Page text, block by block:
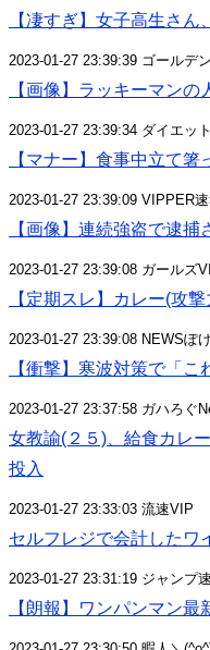
【凄すぎ】女子高生さ
2023-01-27 23:39:39 ゴールデ
【画像】ラッキーマン
2023-01-27 23:39:34 ダイエッ
【マナー】食事中立て
2023-01-27 23:39:09 VIPPER
【画像】連続強盗で逮
2023-01-27 23:39:08 ガールズ
【定期スレ】カレー(攻
2023-01-27 23:39:08 NEWSぽ
【衝撃】寒波対策で「
2023-01-27 23:37:58 ガハろぐ
女教諭(２５)、給食カレ
投入
2023-01-27 23:33:03 流速VIP
セルフレジで会計したワ
2023-01-27 23:31:19 ジャンプ
【朗報】ワンパンマン